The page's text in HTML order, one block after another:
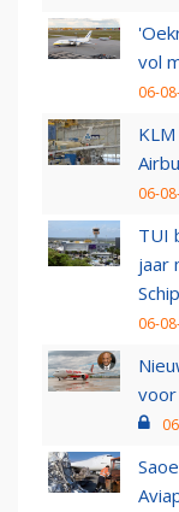
vol
06-
06-
TUI
jaar
06-
voor